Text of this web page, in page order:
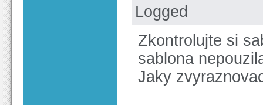
Logged
Zkontrolujte si
sablona
Jaky